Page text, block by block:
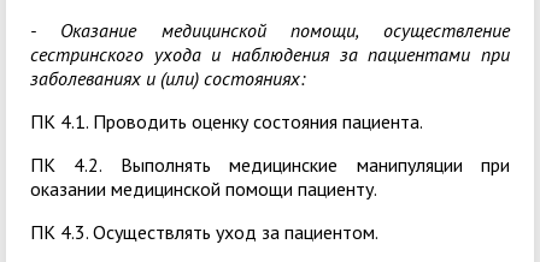
- Оказание медицинской помощи, осуществление
сестринского ухода и наблюдения за пациентами при
заболеваниях и (или) состояниях:
ПК 4.1. Проводить оценку состояния пациента.
ПК 4.2. Выполнять медицинские манипуляции при
оказании медицинской помощи пациенту.
ПК 4.3. Осуществлять уход за пациентом.